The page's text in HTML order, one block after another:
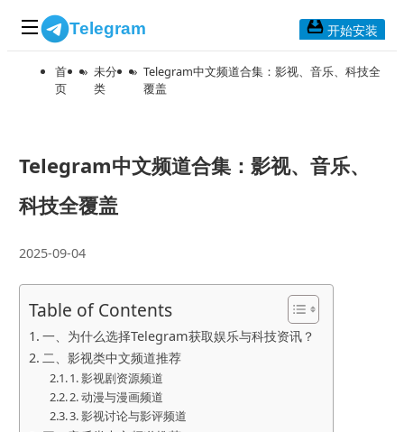
Telegram
应用下载
Telegram安卓版
Telegram Web版
开始安装
首
页
» 未分
类
» Telegram中文频道合集：影视、音乐、科技全
覆盖
Telegram中文频道合集：影视、音乐、
科技全覆盖
2025-09-04
Table of Contents
一、为什么选择Telegram获取娱乐与科技资讯？
二、影视类中文频道推荐
1. 影视剧资源频道
2. 动漫与漫画频道
3. 影视讨论与影评频道